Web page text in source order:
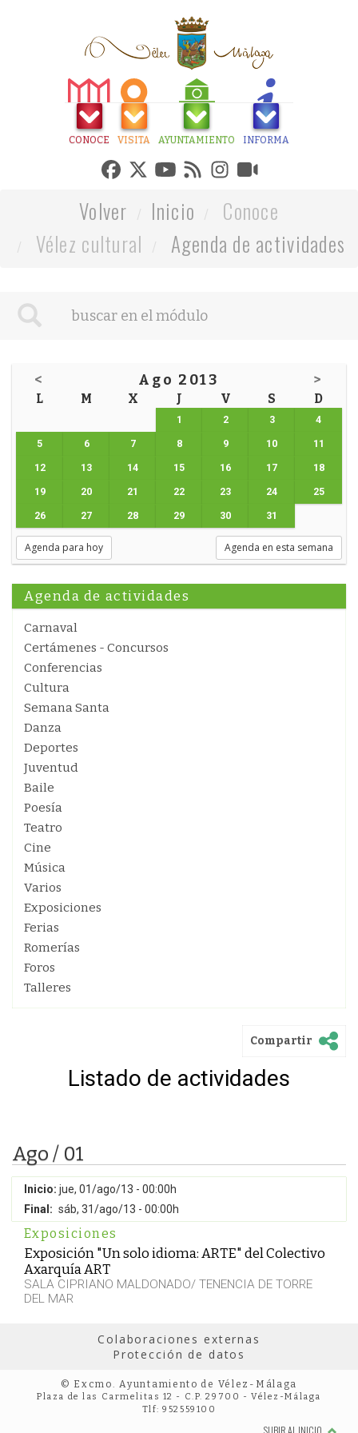
CONOCE VISITA AYUNTAMIENTO INFORMA
Volver Inicio
Conoce
Vélez cultural
Agenda de actividades
< Ago 2013 >
L M X J V S D
1 2 3 4
5 6 7 8 9 10 11
12 13 14 15 16 17 18
19 20 21 22 23 24 25
26 27 28 29 30 31
Agenda para hoy Agenda en esta semana
Agenda de actividades
Carnaval
Certámenes - Concursos
Conferencias
Cultura
Semana Santa
Danza
Deportes
Juventud
Baile
Poesía
Teatro
Cine
Música
Varios
Exposiciones
Ferias
Romerías
Foros
Talleres
Compartir
Listado de actividades
Ago / 01
Inicio: jue, 01/ago/13 - 00:00h
Final: sáb, 31/ago/13 - 00:00h
Exposiciones
Exposición "Un solo idioma: ARTE" del Colectivo
Axarquía ART
SALA CIPRIANO MALDONADO/ TENENCIA DE TORRE
DEL MAR
Colaboraciones externas
Protección de datos
© Excmo. Ayuntamiento de Vélez-Málaga
Plaza de las Carmelitas 12 - C.P. 29700 - Vélez-Málaga
Tlf: 952559100
SUBIR AL INICIO